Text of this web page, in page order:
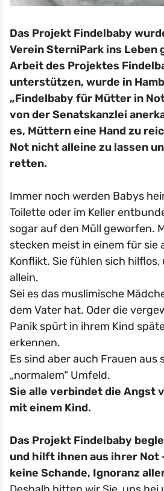
Das Projekt Findelbaby
Verein SterniPark ins Leben
Arbeit des Projektes
unterstützen, wurde in
„Findelbaby für Mütter in
von der Senatskanzlei
es, Müttern eine Hand zu
Not nicht alleine zu lassen
retten.
Immer noch werden Babys
Toilette oder im Keller
sogar auf den Müll geworfen.
stecken meist in einem für sie
Konflikt. Sie fühlen sich
allein.
Sei es das muslimische
dem Vater hat. Oder die
Panik spürt in ihrem Kind
erkennen.
Es sind aber auch Frauen aus
„normalem“ Umfeld.
Sie alle verbindet die Angst
mit einem Kind.
Das Projekt Findelbaby
und hilft ihnen aus ihrer Not
keine Schande, Ignoranz